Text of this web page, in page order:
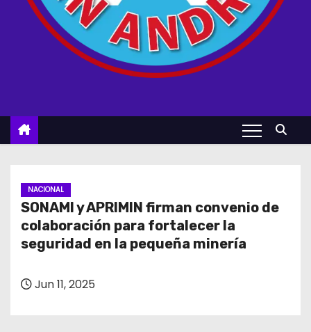
NACIONAL
SONAMI y APRIMIN firman convenio de
colaboración para fortalecer la
seguridad en la pequeña minería
Jun 11, 2025